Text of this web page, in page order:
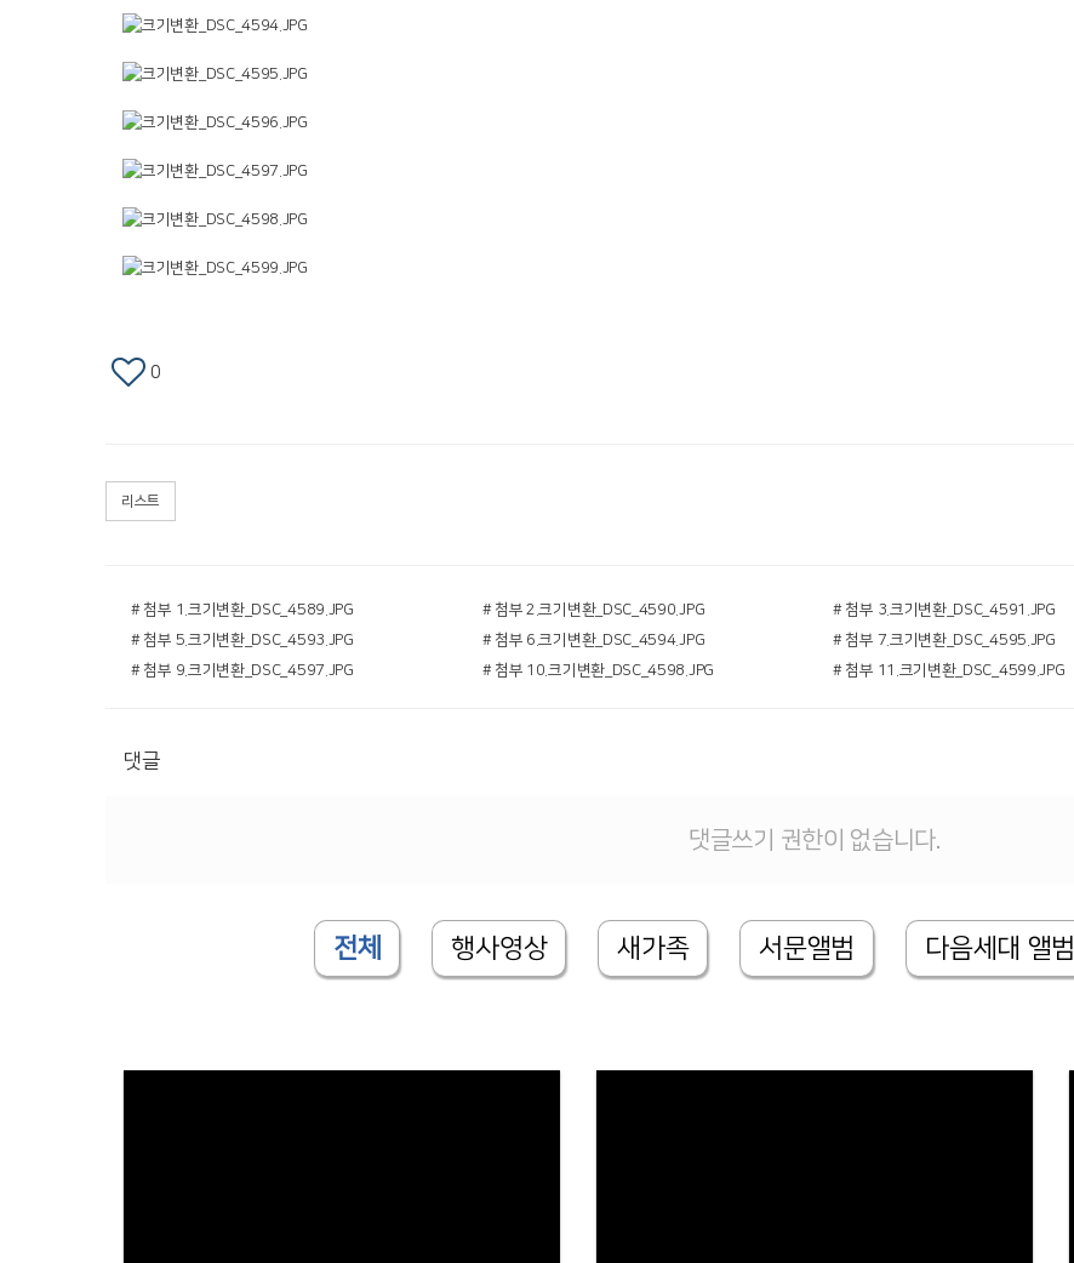
0
리스트
# 첨부 1.크기변환_DSC_4589.JPG # 첨부 2.크기변환_DSC_4590.JPG # 첨부 3.크기변환_DSC_4591.JPG
# 첨부 5.크기변환_DSC_4593.JPG
# 첨부 6.크기변환_DSC_4594.JPG # 첨부 7.크기변환_DSC_4595.JPG
# 첨부 9.크기변환_DSC_4597.JPG
# 첨부 10.크기변환_DSC_4598.JPG # 첨부 11.크기변환_DSC_4599.JPG
댓글
댓글쓰기 권한이 없습니다.
전체 행사영상 새가족 서문앨범 다음세대 앨범